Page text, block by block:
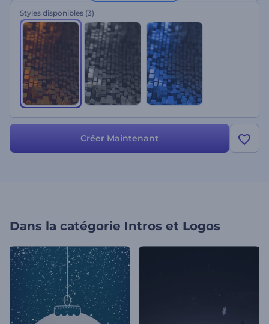
perfectionnisme et menez votre marque sur la voie du succès.
Essayez dès maintenant !
Styles disponibles (3)
Créer Maintenant
Dans la catégorie Intros et Logos